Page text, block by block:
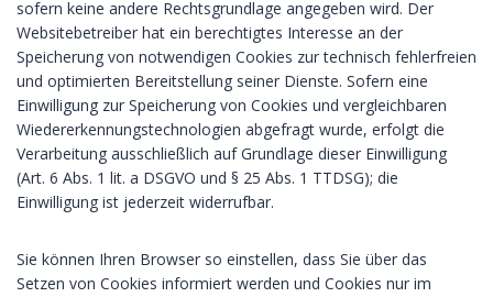
sofern keine andere Rechtsgrundlage angegeben wird. Der
Websitebetreiber hat ein berechtigtes Interesse an der
Speicherung von notwendigen Cookies zur technisch fehlerfreien
und optimierten Bereitstellung seiner Dienste. Sofern eine
Einwilligung zur Speicherung von Cookies und vergleichbaren
Wiedererkennungstechnologien abgefragt wurde, erfolgt die
Verarbeitung ausschließlich auf Grundlage dieser Einwilligung
(Art. 6 Abs. 1 lit. a DSGVO und § 25 Abs. 1 TTDSG); die
Einwilligung ist jederzeit widerrufbar.
Sie können Ihren Browser so einstellen, dass Sie über das
Setzen von Cookies informiert werden und Cookies nur im